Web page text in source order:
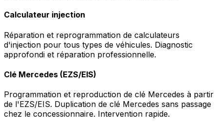
Calculateur injection
Réparation et reprogrammation de calculateurs
d'injection pour tous types de véhicules. Diagnostic
approfondi et réparation professionnelle.
Clé Mercedes (EZS/EIS)
Programmation et reproduction de clé Mercedes à partir
de l'EZS/EIS. Duplication de clé Mercedes sans passage
chez le concessionnaire. Intervention rapide.